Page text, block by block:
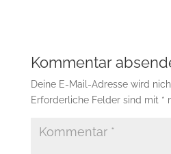
Kommentar
Deine E-Mail-Adresse wird
Erforderliche Felder sind mit *